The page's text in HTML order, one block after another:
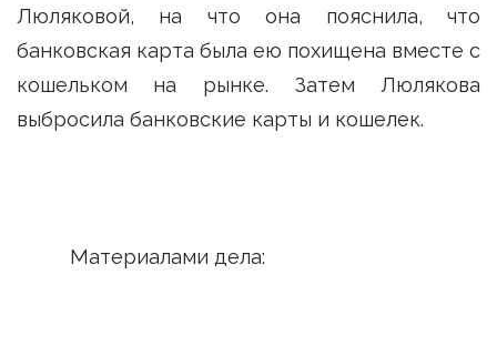
Люляковой, на что она пояснила, что
банковская карта была ею похищена вместе с
кошельком на рынке. Затем Люлякова
выбросила банковские карты и кошелек.
Материалами дела: